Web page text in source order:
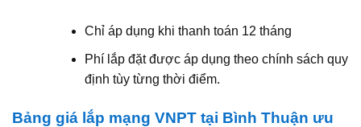
Chỉ áp dụng khi thanh toán 12 tháng
Phí lắp đặt được áp dụng theo chính sách quy
định tùy từng thời điểm.
Bảng giá lắp mạng VNPT tại Bình Thuận ưu